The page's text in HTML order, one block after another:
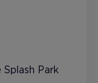
Splash Park